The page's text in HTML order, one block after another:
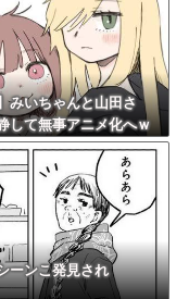
みいちゃんと山田さ
して無事アニメ化へｗ
ｗｗｗｗ
ーンこ発見され